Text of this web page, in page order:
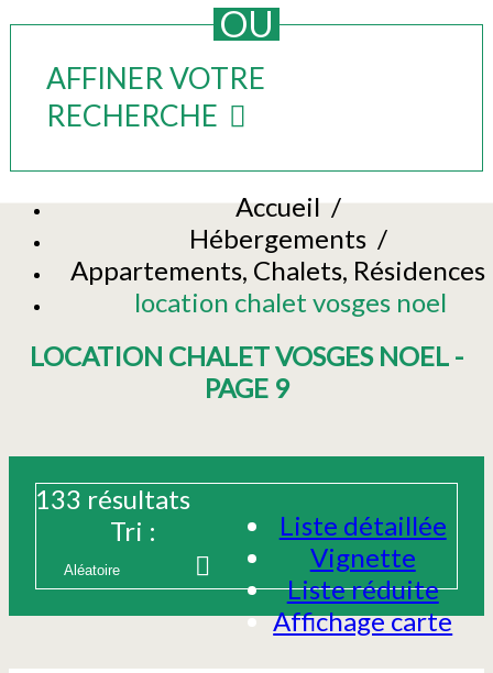
OU
AFFINER VOTRE
RECHERCHE
Accueil/
Hébergements /
Appartements, Chalets, Résidences
location chalet vosges noel
LOCATION CHALET VOSGES NOEL -
PAGE 9
Liste détaillée
Vignette
Liste réduite
Affichage carte
133 résultats
Tri :